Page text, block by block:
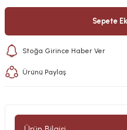
Sepete
Stoğa Girince Haber Ver
Ürünü Paylaş